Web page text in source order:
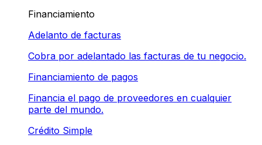
Financiamiento
Adelanto de facturas
Cobra por adelantado las facturas de tu negocio.
Financiamiento de pagos
Financia el pago de proveedores en cualquier
parte del mundo.
Crédito Simple